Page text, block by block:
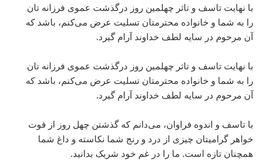
با نهایت تاسف و تاثر چهلمین روز درگذشت عموی فرزانه تان
را به شما و خانواده محترمتان تسلیت عرض می‌کنم، باشد که
آن مرحوم در سایه لطف خداوند آرام گیرد.
با نهایت تاسف و تاثر چهلمین روز درگذشت عموی فرزانه تان
را به شما و خانواده محترمتان تسلیت عرض می‌کنم، باشد که
آن مرحوم در سایه لطف خداوند آرام گیرد.
با تاسف و اندوه فراوان، می‌دانم که گذشتن چهل روز از فوت
خواهر گرامیتان چیزی از درد و رنج شما نکاسته و داغ شما
همچنان تازه است. ما را در غم خود شریک بدانید.